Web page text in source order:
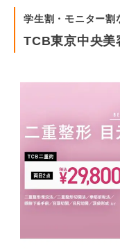
学生割・モニター割
TCB東京中央美